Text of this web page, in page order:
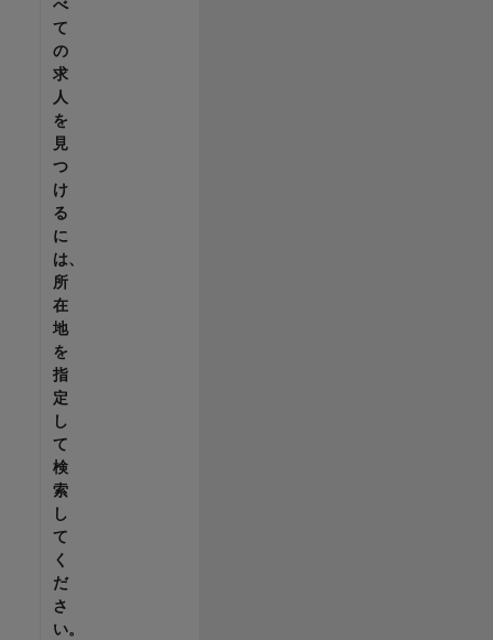
べ
て
の
求
人
を
見
つ
け
る
に
は、
所
在
地
を
指
定
し
て
検
索
し
て
く
だ
さ
い。